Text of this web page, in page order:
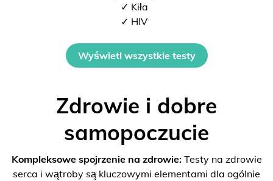
✓ Kiła
✓ HIV
Wyświetl wszystkie testy
Zdrowie i dobre
samopoczucie
Kompleksowe spojrzenie na zdrowie:Testy na zdrowie
serca i wątroby są kluczowymi elementami dla ogólnie